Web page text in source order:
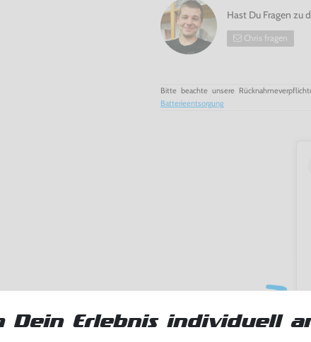
Hast Du Fragen zu
Chris fragen
Bitte beachte unsere
Batterieentsorgung
Dein Erlebnis individuell